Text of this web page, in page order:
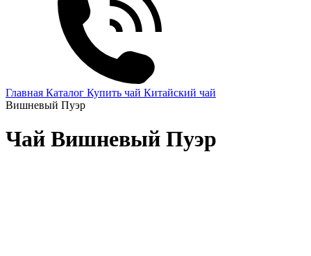
Главная Каталог Купить чай Китайский чай
Вишневый Пуэр
Чай Вишневый Пуэр